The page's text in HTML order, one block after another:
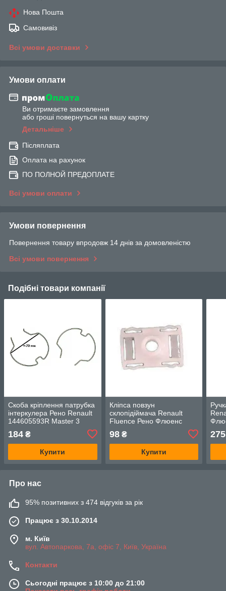
Нова Пошта
Самовивіз
Всі умови доставки
Умови оплати
Ви отримаєте замовлення
або гроші повернуться на вашу картку
Детальніше
Післяплата
Оплата на рахунок
ПО ПОЛНОЙ ПРЕДОПЛАТЕ
Всі умови оплати
Умови повернення
Повернення товару впродовж 14 днів за домовленістю
Всі умови повернення
Подібні товари компанії
Скоба кріплення патрубка
інтеркулера Рено Renault
144605593R Master 3
Nissan NV400
184 ₴
Купити
Кліпса повзун
склопідіймача Renault
Fluence Рено Флюенс
807210014R 807210018R
807210002R передній
лівий
98₴
Купити
275
Про нас
95% позитивних з 474 відгуків за рік
Працює з 30.10.2014
м. Київ
вул. Автопаркова, 7а, офіс 7, Київ, Україна
Контакти
Сьогодні працює з 10:00 до 21:00